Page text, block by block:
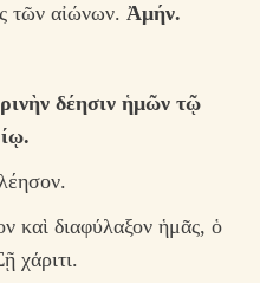
τῶν αἰώνων. Ἀμήν.
δέησιν ἡμῶν τῷ
καὶ διαφύλαξον ἡμᾶς, ὁ
χάριτι.